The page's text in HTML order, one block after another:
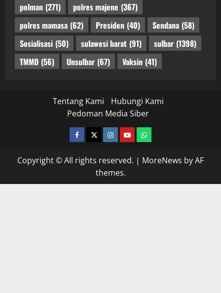
polman (271) polres majene (367)
polres mamasa (62) Presiden (40) Sendana (58)
Sosialisasi (50) sulawesi barat (91) sulbar (1398)
TMMD (56) Unsulbar (67) Vaksin (41)
Tentang Kami
Hubungi Kami
Pedoman Media Siber
facebooktwitterinstagram.com
youtubewhatsapp
Copyright © All rights reserved. | MoreNews by AF
themes.